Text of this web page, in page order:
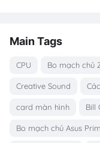
Main Tags
CPU Bo mạch chủ
Creative Sound
card màn hình Bill
Bo mạch chủ Asus